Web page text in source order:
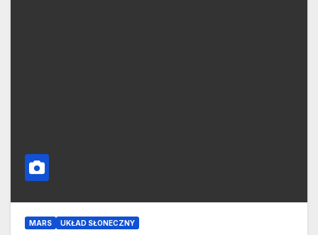
MARS UKŁAD SŁONECZNY